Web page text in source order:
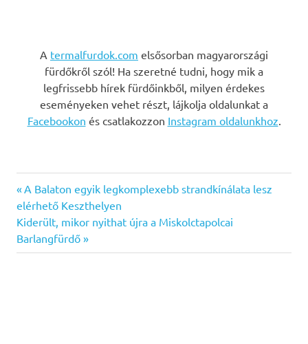
A termalfurdok.com elsősorban magyarországi
fürdőkről szól! Ha szeretné tudni, hogy mik a
legfrissebb hírek fürdőinkből, milyen érdekes
eseményeken vehet részt, lájkolja oldalunkat a
Facebookon és csatlakozzon Instagram oldalunkhoz.
Bejegyzés
navigáció
Previous
Post:
A Balaton egyik legkomplexebb strandkínálata lesz
elérhető Keszthelyen
Next
Post:
Kiderült, mikor nyithat újra a Miskolctapolcai
Barlangfürdő